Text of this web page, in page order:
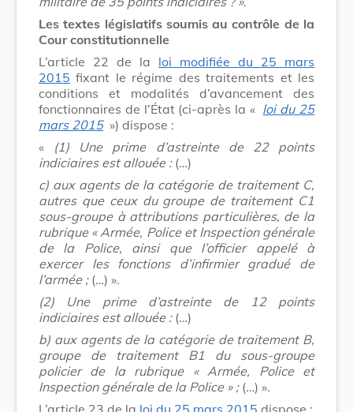
Les textes législatifs soumis au contrôle de la
Cour constitutionnelle
L’article 22 de la loi modifiée du 25 mars
2015 fixant le régime des traitements et les
conditions et modalités d’avancement des
fonctionnaires de l’État (ci-après la « loi du 25
mars 2015 ») dispose :
« (1) Une prime d’astreinte de 22 points
indiciaires est allouée : (…)
c) aux agents de la catégorie de traitement C,
autres que ceux du groupe de traitement C1
sous-groupe à attributions particulières, de la
rubrique « Armée, Police et Inspection générale
de la Police, ainsi que l’officier appelé à
exercer les fonctions d’infirmier gradué de
l’armée ;(…) ».
(2) Une prime d’astreinte de 12 points
indiciaires est allouée :(…)
b) aux agents de la catégorie de traitement B,
groupe de traitement B1 du sous-groupe
policier de la rubrique « Armée, Police et
Inspection générale de la Police » ;(…) ».
L’article 23 de la loi du 25 mars 2015 dispose :